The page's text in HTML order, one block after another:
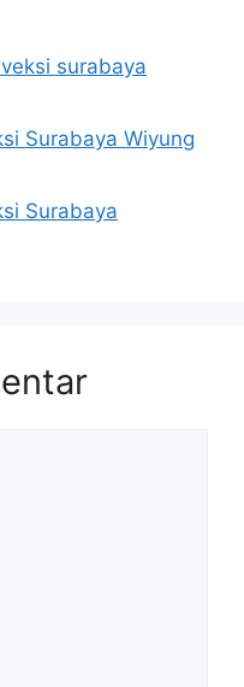
surabaya
Surabaya Wiyung
Surabaya